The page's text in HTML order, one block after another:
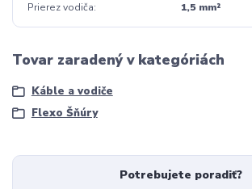
Prierez vodiča 1,5 mm²
Tovar zaradený v kategóriách
Káble a vodiče
Flexo Šňúry
Potrebujete poradiť?